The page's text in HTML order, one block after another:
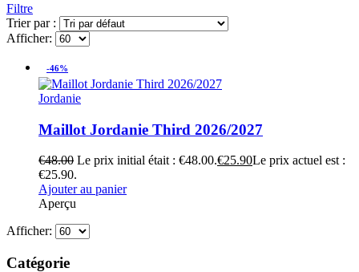
Filtre
Trier par :
Afficher:
-46%
Jordanie
Maillot Jordanie Third 2026/2027
€48.00 Le prix initial était : €48.00.€25.90Le prix actuel est :
€25.90.
Ajouter au panier
Aperçu
Afficher:
Catégorie